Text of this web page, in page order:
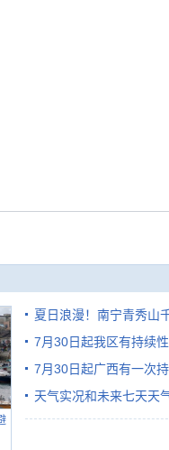
夏日浪漫！南宁青秀山
7月30日起我区有持续
7月30日起广西有一次
天气实况和未来七天天